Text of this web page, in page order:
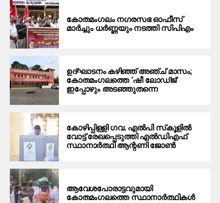
കോതമംഗലം നഗരസഭ ഓഫീസ്
മാർച്ചും ധർണ്ണയും നടത്തി സിപിഎം
ഉദ്ഘാടനം കഴിഞ്ഞ് അഞ്ച് മാസം;
കോതമംഗലത്തെ ‘ഷീ ലോഡ്ജ്’
ഇപ്പോഴും അടഞ്ഞുതന്നെ
കോഴിപ്പിള്ളി ഗവ. എല്‍പി സ്‌കൂളില്‍
വോട്ട് രേഖപ്പെടുത്തി എല്‍ഡിഎഫ്
സ്ഥാനാര്‍ത്ഥി ആന്റണി ജോണ്‍
ആവേശപോരാട്ടവുമായി
കോതമംഗലത്തെ സ്ഥാനാര്‍ത്ഥികള്‍